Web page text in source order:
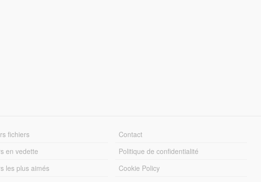
fichiers
en vedette
les plus aimés
Contact
Politique de confidentialité
Cookie Policy